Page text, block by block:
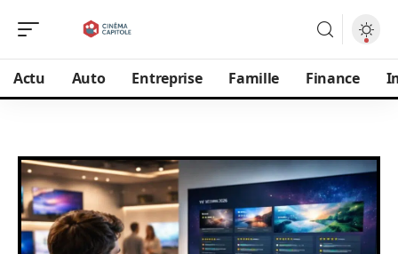
Actu Auto Entreprise Famille Finance